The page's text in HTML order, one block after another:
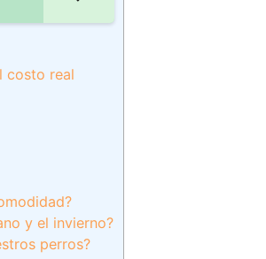
costo real
y el invierno?
perros?